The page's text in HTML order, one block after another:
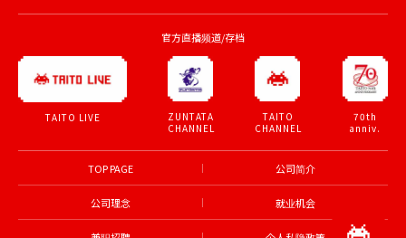
官方直播频道/存档
TAITO LIVE
ZUNTATA
CHANNEL
TAITO
CHANNEL
70th
anniv.
TOP PAGE 公司简介
公司理念 就业机会